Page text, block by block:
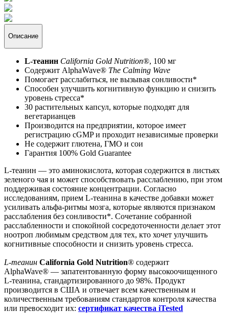
Описание
L-теанин California Gold Nutrition®, 100 мг
Содержит AlphaWave® The Calming Wave
Помогает расслабиться, не вызывая сонливости*
Способен улучшить когнитивную функцию и снизить
уровень стресса*
30 растительных капсул, которые подходят для
вегетарианцев
Производится на предприятии, которое имеет
регистрацию cGMP и проходит независимые проверки
Не содержит глютена, ГМО и сои
Гарантия 100% Gold Guarantee
L-теанин — это аминокислота, которая содержится в листьях
зеленого чая и может способствовать расслаблению, при этом
поддерживая состояние концентрации. Согласно
исследованиям, прием L-теанина в качестве добавки может
усиливать альфа-ритмы мозга, которые являются признаком
расслабления без сонливости*. Сочетание собранной
расслабленности и спокойной сосредоточенности делает этот
ноотроп любимым средством для тех, кто хочет улучшить
когнитивные способности и снизить уровень стресса.
L-теанин California Gold Nutrition® содержит
AlphaWave® — запатентованную форму высокоочищенного
L-теанина, стандартизированного до 98%. Продукт
производится в США и отвечает всем качественным и
количественным требованиям стандартов контроля качества
или превосходит их: сертификат качества iTested